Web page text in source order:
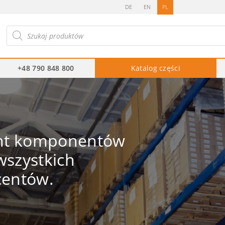
DE EN PL
+48 790 848 800 Katalog części
komponentów